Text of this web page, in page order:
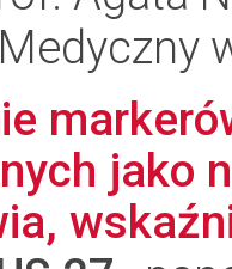
jako